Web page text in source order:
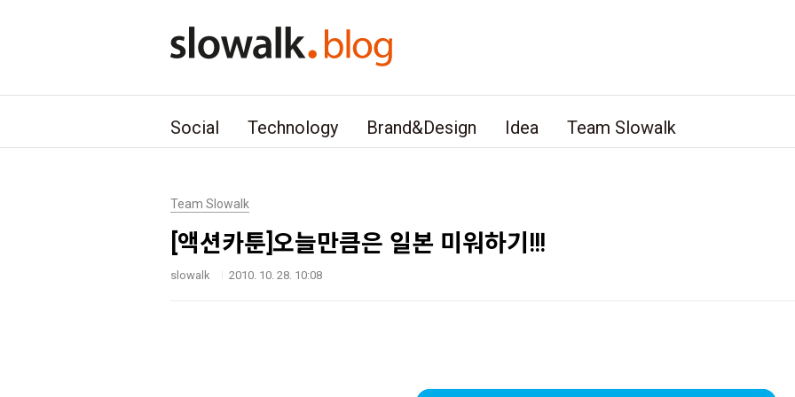
Social Technology Brand&Design Idea Team Slowalk
Team Slowalk
[액션카툰]오늘만큼은 일본 미워하기!!!
slowalk 2010. 10. 28. 10:08